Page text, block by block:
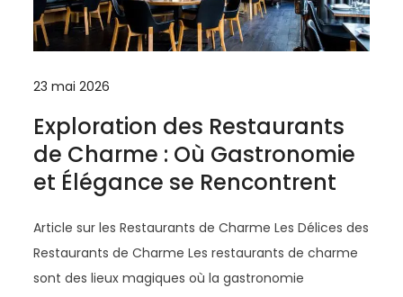
23 mai 2026
Exploration des Restaurants
de Charme : Où Gastronomie
et Élégance se Rencontrent
Article sur les Restaurants de Charme Les Délices des
Restaurants de Charme Les restaurants de charme
sont des lieux magiques où la gastronomie